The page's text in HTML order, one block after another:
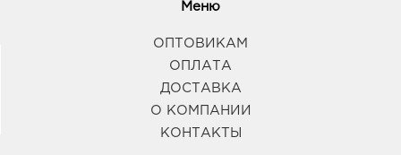
Меню
ОПТОВИКАМ
ОПЛАТА
ДОСТАВКА
О КОМПАНИИ
КОНТАКТЫ